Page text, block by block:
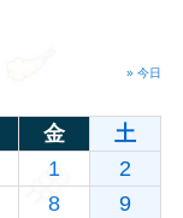
» 今日
金
土
1
2
8
9